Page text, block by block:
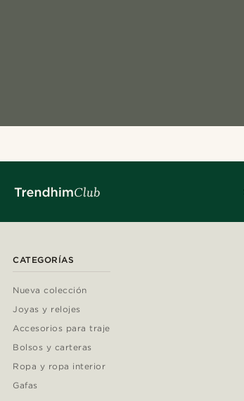
CATEGORÍAS
Nueva colección
Joyas y relojes
Accesorios para traje
Bolsos y carteras
Ropa y ropa interior
Gafas